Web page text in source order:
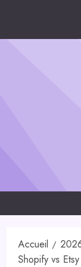
content
Accueil
Shopify vs